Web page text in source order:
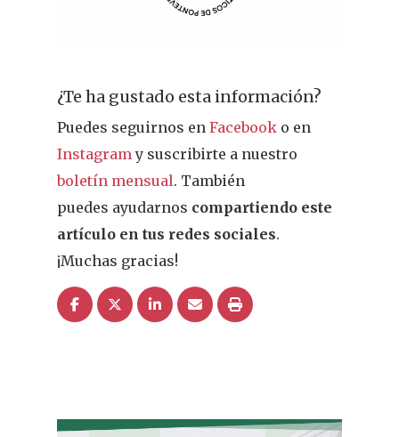
¿Te ha gustado esta información?
Puedes seguirnos enFacebook o en
Instagramy suscribirte a nuestro
boletín mensual. También
puedes ayudarnos compartiendo este
artículo en tus redes sociales.
¡Muchas gracias!
Actualidad
¿Sabías
Infantil
Dermofarmacia
Problemas
Salud